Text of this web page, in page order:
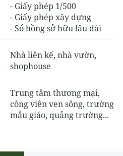
- Giấy phép 1/500
- Giấy phép xây dựng
- Sổ hồng sở hữu lâu dài
Nhà liên kế, nhà vườn,
shophouse
Trung tâm thương mại,
công viên ven sông, trường
mẫu giáo, quảng trường...